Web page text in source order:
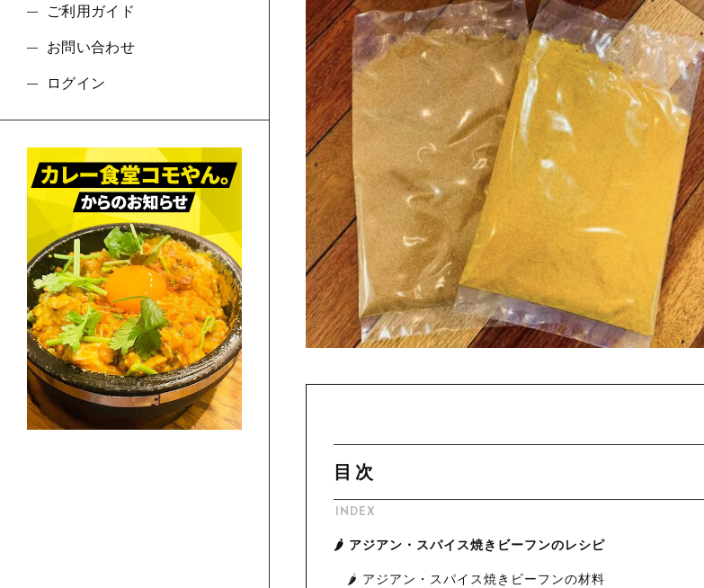
目次
INDEX
🌶️ アジアン・スパイス焼きビーフンのレシピ
🌶️ アジアン・スパイス焼きビーフンの材料
ご利用ガイド
お問い合わせ
ログイン